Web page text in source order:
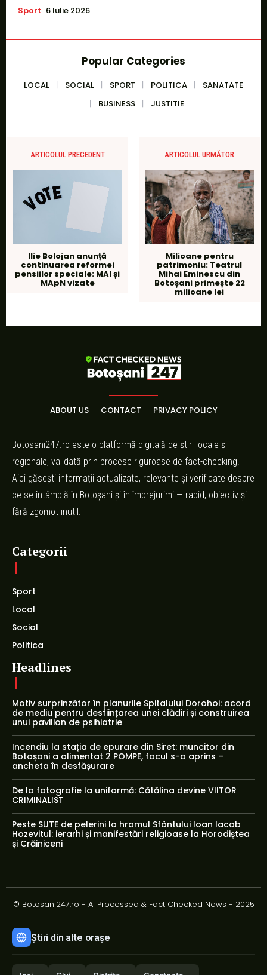
Sport 6 Iulie 2026
Popular Categories
LOCAL SOCIAL SPORT POLITICA
SANATATE
BUSINESS
JUSTITIE
ARTICOLUL PRECEDENT
Ilie Bolojan anunță
continuarea reformei
pensiilor speciale: MAI și
MApN vizate
ARTICOLUL URMĂTOR
Milioane pentru
patrimoniu: Teatrul
Mihai Eminescu din
Botoșani primește 22
milioane lei
ABOUT US CONTACT PRIVACY POLICY
Botosani247.ro este o platformă digitală de știri locale și
regionale, validată prin procese riguroase de fact-checking.
Aici găsești informații actualizate, relevante și verificate despre
ce se întâmplă în Botoșani și în împrejurimi — rapid, obiectiv și
fără zgomot inutil.
Categorii
Sport
Local
Social
Politica
Headlines
Motiv surprinzător în planurile Spitalului Dorohoi: acord
de mediu pentru desființarea unei clădiri și construirea
unui pavilion de psihiatrie
Incendiu la stația de epurare din Siret: muncitor din
Botoșani a alimentat 2 POMPE, focul s-a aprins –
ancheta în desfășurare
De la fotografie la uniformă: Cătălina devine VIITOR
CRIMINALIST
Peste SUTE de pelerini la hramul Sfântului Ioan Iacob
Hozevitul: ierarhi și manifestări religioase la Horodiștea
și Crăiniceni
© Botosani247.ro - AI Processed & Fact Checked News - 2025
Știri din alte orașe